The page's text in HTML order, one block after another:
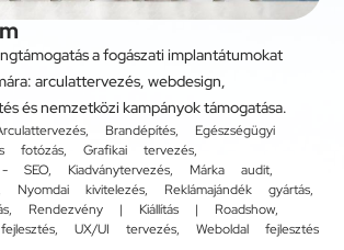
a fogászati implantátumokat
arculattervezés, webdesign,
és nemzetközi kampányok támogatása.
, Brandépítés, Egészségügyi
fotózás, Grafikai tervezés,
- SEO, Kiadványtervezés, Márka audit,
Nyomdai kivitelezés, Reklámajándék gyártás,
, Rendezvény | Kiállítás | Roadshow,
, UX/UI tervezés, Weboldal fejlesztés